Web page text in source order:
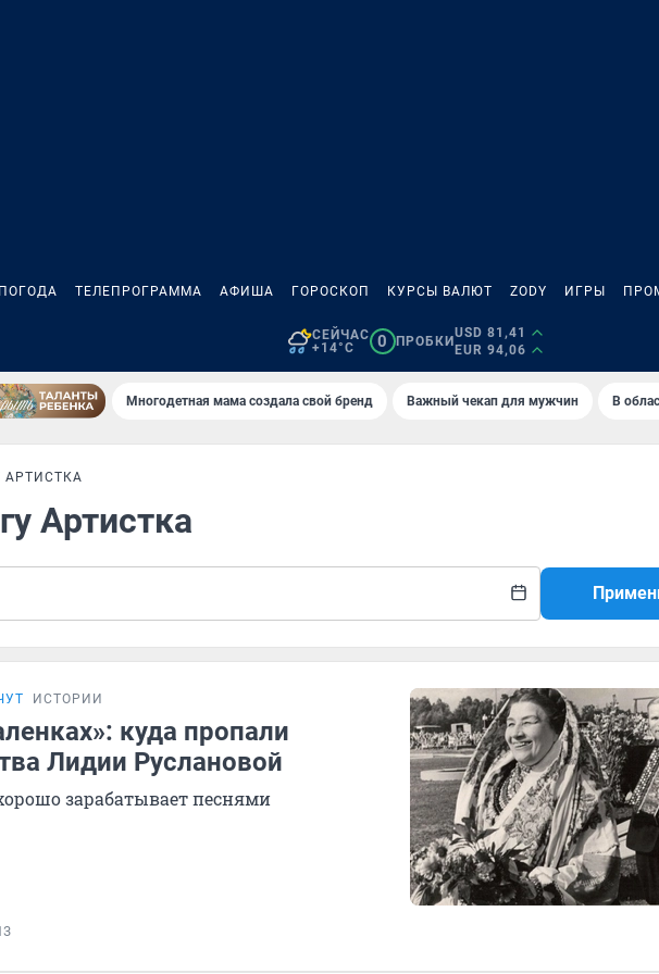
ПОГОДА ТЕЛЕПРОГРАММА АФИША ГОРОСКОП КУРСЫ ВАЛЮТ ZODY ИГРЫ
СЕЙЧАС
+14°C
0 ПРОБКИ
USD 81,41
EUR 94,06
Многодетная мама создала свой бренд Важный чекап для мужчин В
АРТИСТКА
Артистка
ИСТОРИИ
куда пропали
Лидии Руслановой
зарабатывает песнями